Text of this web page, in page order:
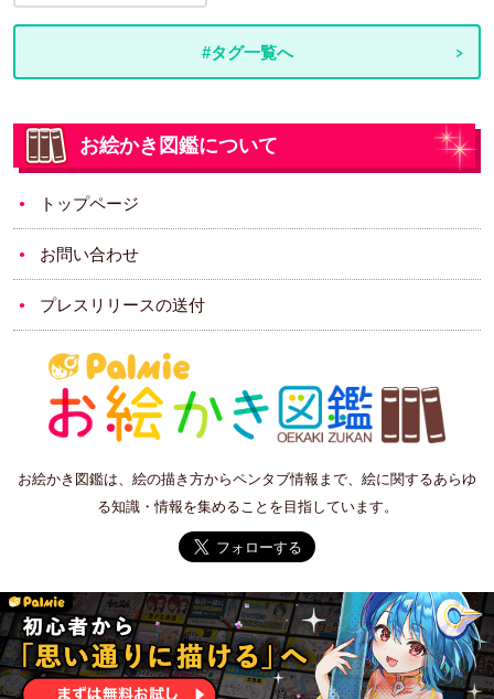
#タグ一覧へ
お絵かき図鑑について
トップページ
お問い合わせ
プレスリリースの送付
お絵かき図鑑は、絵の描き方からペンタブ情報まで、絵に関するあらゆ
る知識・情報を集めることを目指しています。